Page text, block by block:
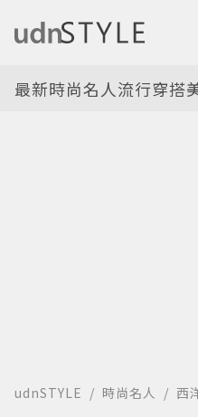
最新時尚名人流行穿搭
udnSTYLE 時尚名人 西